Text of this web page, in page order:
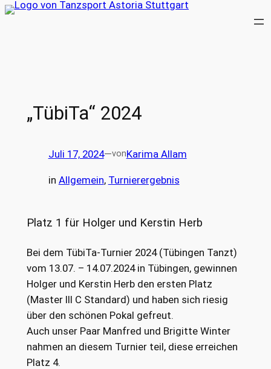
Zum
„TübiTa“ 2024
Juli 17, 2024—vonKarima Allam
in Allgemein, Turnierergebnis
Platz 1 für Holger und Kerstin Herb
Bei dem TübiTa-Turnier 2024 (Tübingen Tanzt)
vom 13.07. – 14.07.2024 in Tübingen, gewinnen
Holger und Kerstin Herb den ersten Platz
(Master III C Standard) und haben sich riesig
über den schönen Pokal gefreut.
Auch unser Paar Manfred und Brigitte Winter
nahmen an diesem Turnier teil, diese erreichen
Platz 4.